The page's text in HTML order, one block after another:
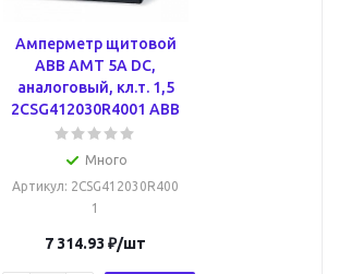
Амперметр щитовой
ABB AMT 5А DC,
аналоговый, кл.т. 1,5
2CSG412030R4001 ABB
Много
Артикул: 2CSG412030R400
1
7 314.93 ₽/шт